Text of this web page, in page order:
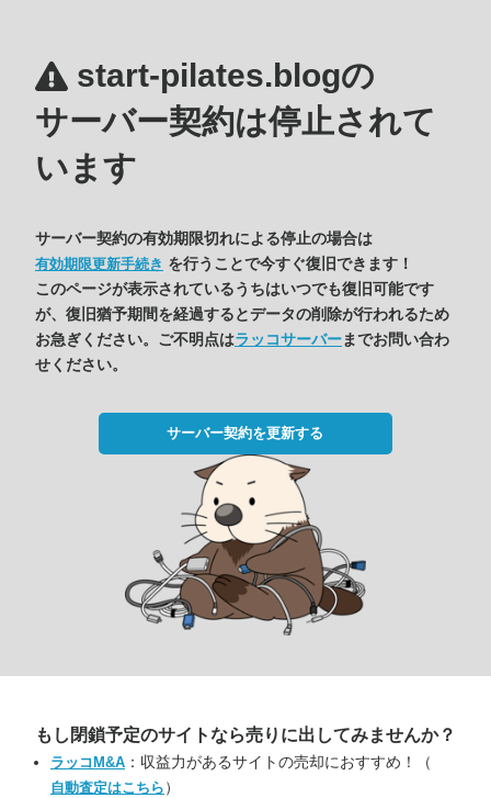
start-pilates.blogの
サーバー契約は停止されて
います
サーバー契約の有効期限切れによる停止の場合は
有効期限更新手続き を行うことで今すぐ復旧できます！
このページが表示されているうちはいつでも復旧可能です
が、復旧猶予期間を経過するとデータの削除が行われるため
お急ぎください。ご不明点はラッコサーバーまでお問い合わ
せください。
サーバー契約を更新する
もし閉鎖予定のサイトなら売りに出してみませんか？
ラッコM&A ：収益力があるサイトの売却におすすめ！（
自動査定はこちら ）